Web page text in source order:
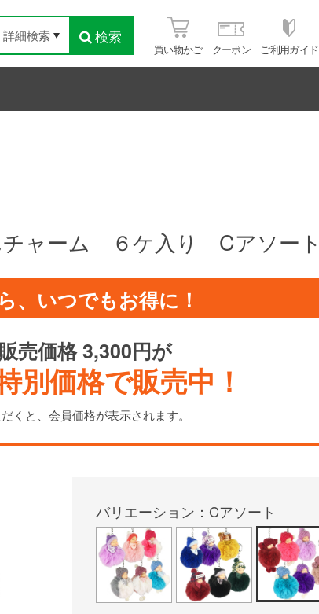
検索
詳細検索
買い物かご クーポン ご利用ガイド
チャーム ６ケ入り Cアソート
、いつでもお得に！
売価格 3,300円が
別価格で販売中！
くと、会員価格が表示されます。
バリエーション：Cアソート